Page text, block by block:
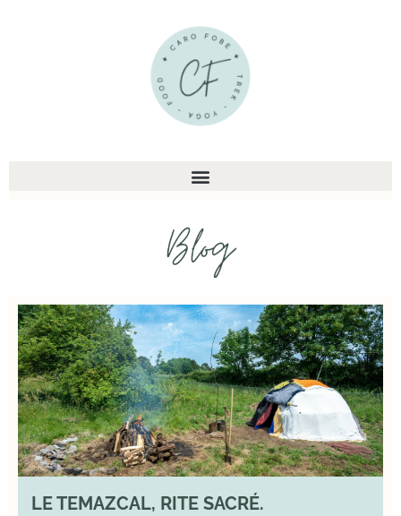
LE TEMAZCAL, RITE SACRÉ.